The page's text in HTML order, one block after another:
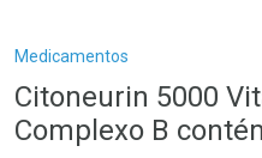
Breadcrumb
Medicamentos
Citoneurin 5000
Complexo B